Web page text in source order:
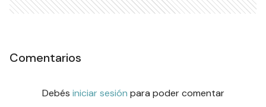
Comentarios
Debés iniciar sesión para poder comentar